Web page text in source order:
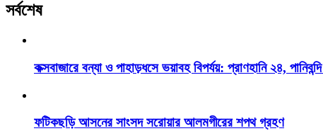
সর্বশেষ
কক্সবাজারে বন্যা ও পাহাড়ধসে ভয়াবহ বিপর্যয়: প্রাণহানি ২৪,
ফটিকছড়ি আসনের সাংসদ সরোয়ার আলমগীরের শপথ গ্রহণ